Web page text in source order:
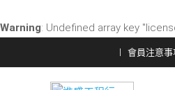
Warning: Undefined array key
to
會員注意事